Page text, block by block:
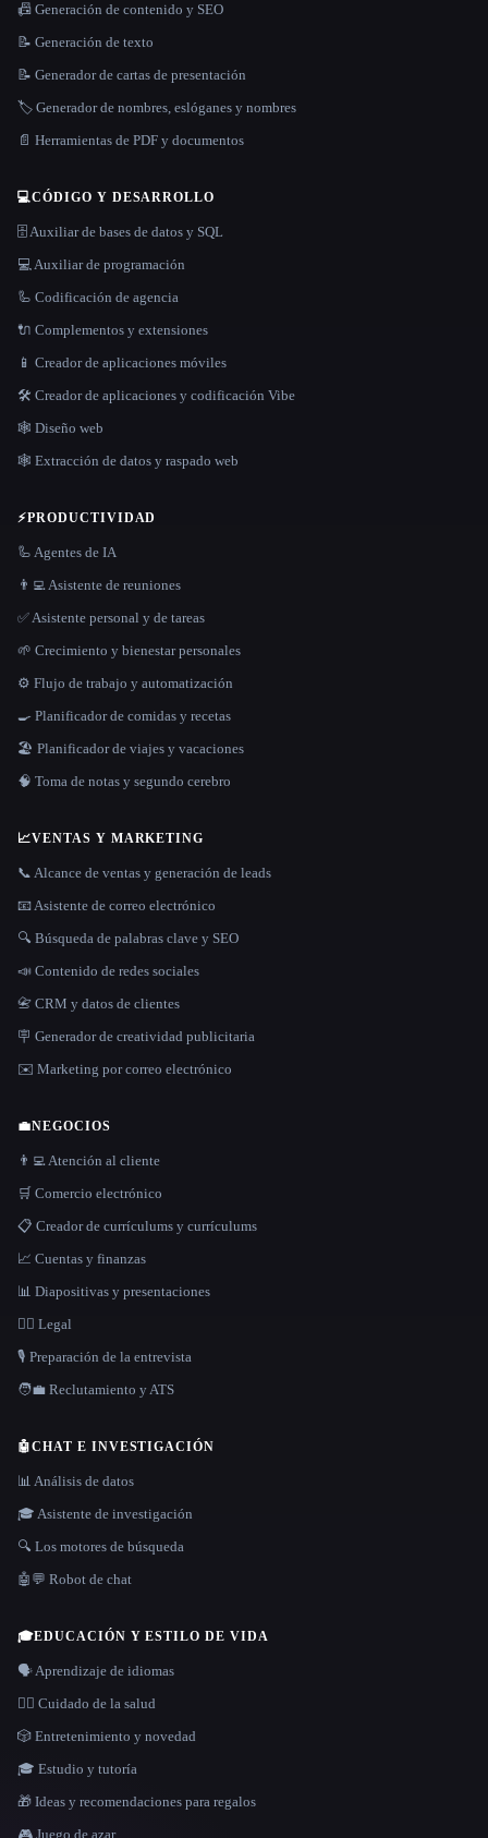
📠 Generación de contenido y SEO
📝 Generación de texto
📝 Generador de cartas de presentación
🏷️ Generador de nombres, eslóganes y nombres
📄 Herramientas de PDF y documentos
💻CÓDIGO Y DESARROLLO
🗄️ Auxiliar de bases de datos y SQL
💻 Auxiliar de programación
🦾 Codificación de agencia
🔌 Complementos y extensiones
📱 Creador de aplicaciones móviles
🛠️ Creador de aplicaciones y codificación Vibe
🕸 Diseño web
🕸️ Extracción de datos y raspado web
⚡PRODUCTIVIDAD
🦾 Agentes de IA
👨‍💻 Asistente de reuniones
✅ Asistente personal y de tareas
🌱 Crecimiento y bienestar personales
⚙️ Flujo de trabajo y automatización
🍳 Planificador de comidas y recetas
🏖 Planificador de viajes y vacaciones
🧠 Toma de notas y segundo cerebro
📈VENTAS Y MARKETING
📞 Alcance de ventas y generación de leads
📧 Asistente de correo electrónico
🔍 Búsqueda de palabras clave y SEO
📣 Contenido de redes sociales
📇 CRM y datos de clientes
🪧 Generador de creatividad publicitaria
✉️ Marketing por correo electrónico
💼NEGOCIOS
👨‍💻 Atención al cliente
🛒 Comercio electrónico
📋 Creador de currículums y currículums
📈 Cuentas y finanzas
📊 Diapositivas y presentaciones
👩‍⚖️ Legal
🎙️ Preparación de la entrevista
🧑‍💼 Reclutamiento y ATS
🤖CHAT E INVESTIGACIÓN
📊 Análisis de datos
🎓 Asistente de investigación
🔍 Los motores de búsqueda
🤖💬 Robot de chat
🎓EDUCACIÓN Y ESTILO DE VIDA
🗣️ Aprendizaje de idiomas
👩‍⚕️ Cuidado de la salud
🎲 Entretenimiento y novedad
🎓 Estudio y tutoría
🎁 Ideas y recomendaciones para regalos
🎮 Juego de azar